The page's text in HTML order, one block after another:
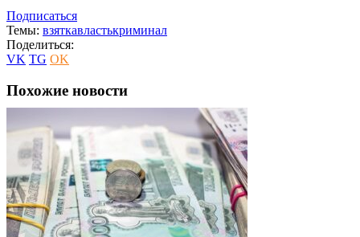
Подписаться
Темы: взяткавластькриминал
Поделиться:
VK TG OK
Похожие новости